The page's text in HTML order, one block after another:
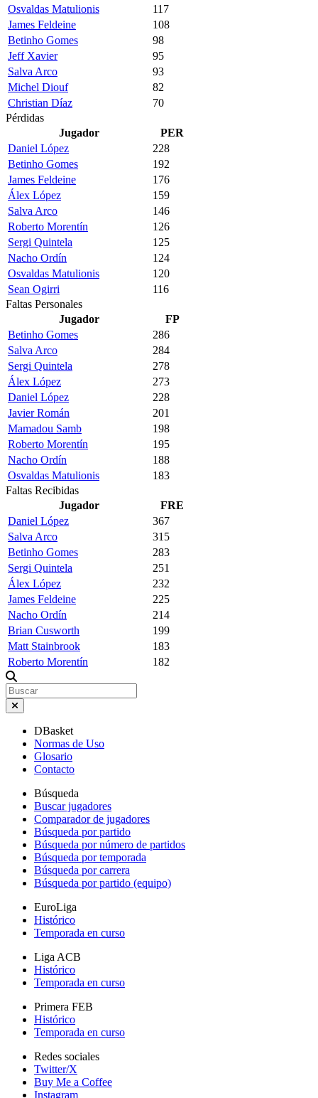
Osvaldas Matulionis
117
James Feldeine
108
Betinho Gomes
98
Jeff Xavier
95
Salva Arco
93
Michel Diouf
82
Christian Díaz
70
Pérdidas
Jugador
PER
Daniel López
228
Betinho Gomes
192
James Feldeine
176
Álex López
159
Salva Arco
146
Roberto Morentín
126
Sergi Quintela
125
Nacho Ordín
124
Osvaldas Matulionis
120
Sean Ogirri
116
Faltas Personales
Jugador
FP
Betinho Gomes
286
Salva Arco
284
Sergi Quintela
278
Álex López
273
Daniel López
228
Javier Román
201
Mamadou Samb
198
Roberto Morentín
195
Nacho Ordín
188
Osvaldas Matulionis
183
Faltas Recibidas
Jugador
FRE
Daniel López
367
Salva Arco
315
Betinho Gomes
283
Sergi Quintela
251
Álex López
232
James Feldeine
225
Nacho Ordín
214
Brian Cusworth
199
Matt Stainbrook
183
Roberto Morentín
182
DBasket
Normas de Uso
Glosario
Contacto
Búsqueda
Buscar jugadores
Comparador de jugadores
Búsqueda por partido
Búsqueda por número de partidos
Búsqueda por temporada
Búsqueda por carrera
Búsqueda por partido (equipo)
EuroLiga
Histórico
Temporada en curso
Liga ACB
Histórico
Temporada en curso
Primera FEB
Histórico
Temporada en curso
Redes sociales
Twitter/X
Buy Me a Coffee
Instagram